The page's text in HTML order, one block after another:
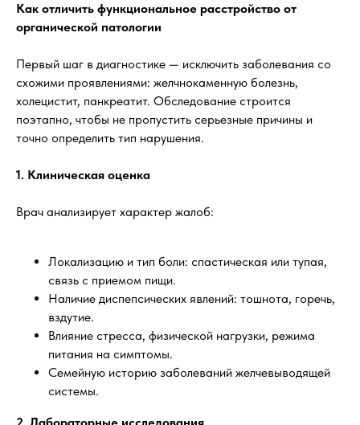
Как отличить функциональное расстройство от
органической патологии
Первый шаг в диагностике — исключить заболевания со
схожими проявлениями: желчнокаменную болезнь,
холецистит, панкреатит. Обследование строится
поэтапно, чтобы не пропустить серьезные причины и
точно определить тип нарушения.
1. Клиническая оценка
Врач анализирует характер жалоб:
Локализацию и тип боли: спастическая или тупая,
связь с приемом пищи.
Наличие диспепсических явлений: тошнота, горечь,
вздутие.
Влияние стресса, физической нагрузки, режима
питания на симптомы.
Семейную историю заболеваний желчевыводящей
системы.